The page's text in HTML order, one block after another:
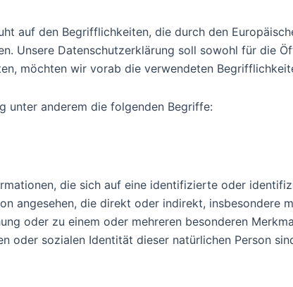
auf den Begrifflichkeiten, die durch den
Unsere Datenschutzerklärung soll sowohl für die
möchten wir vorab die verwendeten
unter anderem die folgenden Begriffe:
die sich auf eine identifizierte oder
angesehen, die direkt oder indirekt, insbesondere
oder zu einem oder mehreren besonderen
oder sozialen Identität dieser natürlichen Person